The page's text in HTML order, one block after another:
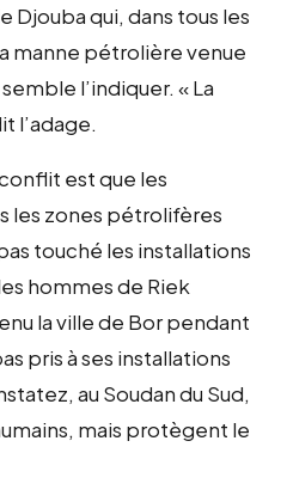
Djouba qui, dans tous les
manne pétrolière venue
l’indiquer. « La
l’adage.
est que les
les zones pétrolifères
touché les installations
hommes de Riek
la ville de Bor pendant
pris à ses installations
au Soudan du Sud,
mais protègent le